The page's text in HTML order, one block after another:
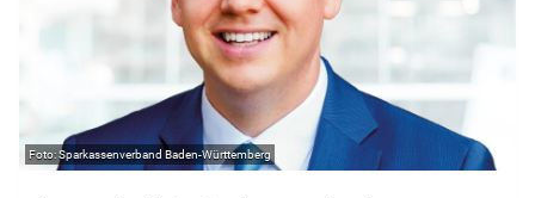
Sparkassenverband Baden-Württemberg